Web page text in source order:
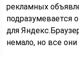
рекламных
подразумевается
для
немало, но все